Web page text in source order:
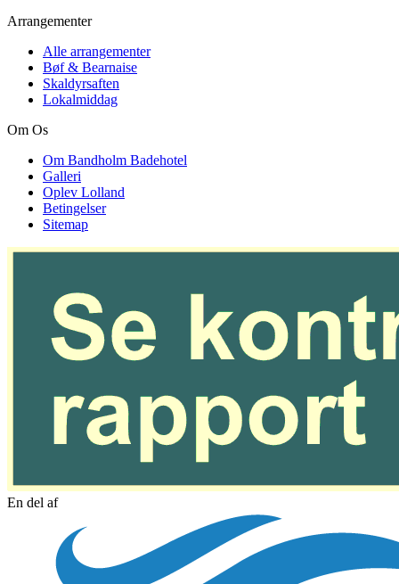
Arrangementer
Alle arrangementer
Bøf & Bearnaise
Skaldyrsaften
Lokalmiddag
Om Os
Om Bandholm Badehotel
Galleri
Oplev Lolland
Betingelser
Sitemap
En del af